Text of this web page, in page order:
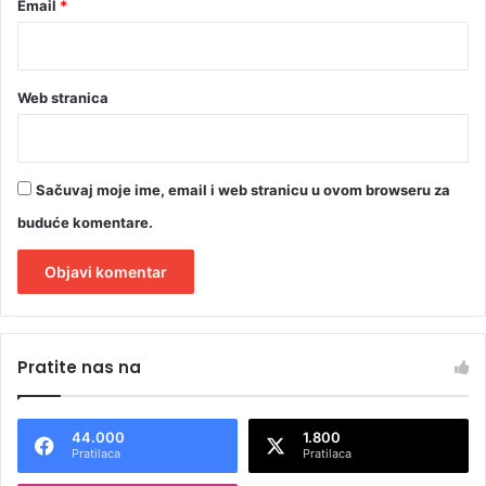
Email *
Web stranica
Sačuvaj moje ime, email i web stranicu u ovom browseru za
buduće komentare.
t
n
Pratite nas na
44.000
Pratilaca
1.800
Pratilaca